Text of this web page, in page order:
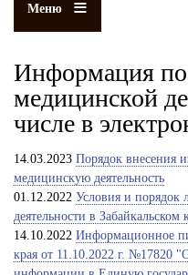
Меню
Информация
медицинской
числе в
14.03.2023 Порядок внесения
медицинскую деятельность
01.12.2022 Условия и порядок
деятельности в Забайкальском
14.10.2022 Информационное
края от 11.10.2022 г. №17820